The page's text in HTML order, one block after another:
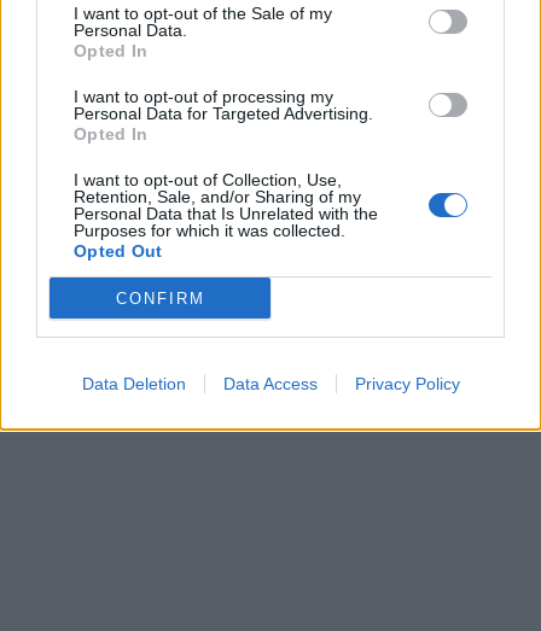
I want to opt-out of the Sale of my
Personal Data.
Opted In
I want to opt-out of processing my
Personal Data for Targeted Advertising.
Opted In
I want to opt-out of Collection, Use,
Retention, Sale, and/or Sharing of my
Personal Data that Is Unrelated with the
Purposes for which it was collected.
Opted Out
CONFIRM
Data Deletion Data Access Privacy Policy
In evidenza